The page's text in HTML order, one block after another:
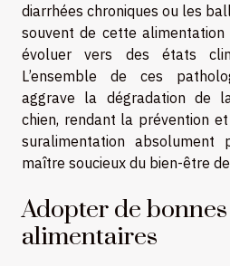
diarrhées chroniques ou les
souvent de cette alimentation
évoluer vers des états
L’ensemble de ces
aggrave la dégradation de
chien, rendant la prévention
suralimentation absolument
maître soucieux du bien-être
Adopter de
alimentaires